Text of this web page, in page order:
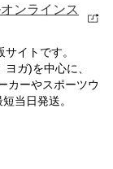
ンラインス
イトです。
ガ)を中心に、
カーやスポーツウ
当日発送。